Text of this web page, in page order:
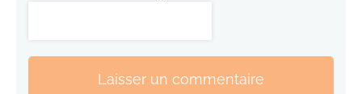
Laisser un commentaire